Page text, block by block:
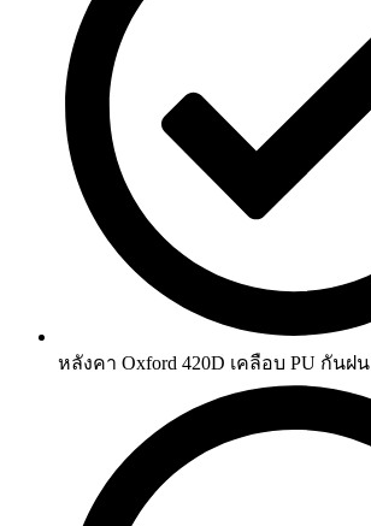
หลังคา Oxford 420D เคลือบ PU กันฝน